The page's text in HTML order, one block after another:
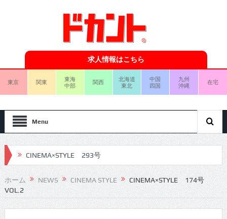
求人情報はこちら
東京 関東
東海
中部
関西
北海道
東北
中国
四国
九州
沖縄
在宅
Menu
CINEMA×STYLE 293号
CINEMA×STYLE 292号
CINEMA×STYLE 291号
ホーム NEWS CINEMA STYLE
CINEMA×STYLE 174号
VOL.2